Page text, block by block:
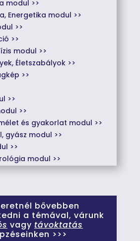
modul >>
Energetika modul >>
>>
>>
modul >>
Életszabályok >>
>>
>>
>>
és gyakorlat modul >>
gyász modul >>
>>
modul >>
bővebben
a témával, várunk
vagy távoktatás
>>>